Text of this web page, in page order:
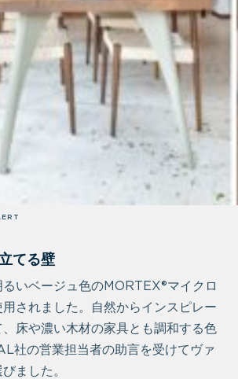
てる壁
いベージュ色のMORTEX®マイクロ
されました。自然からインスピレー
、床や濃い木材の家具とも調和する色
社の営業担当者の助言を受けてヴァ
ました。